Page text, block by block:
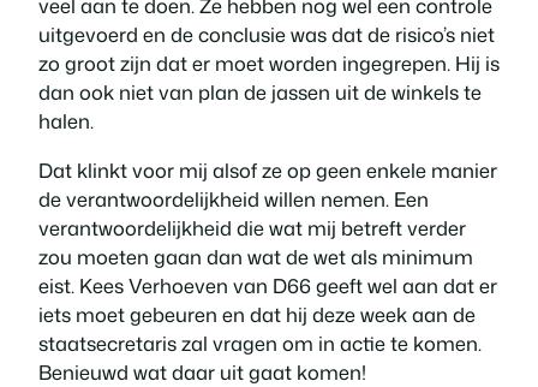
veel aan te doen. Ze hebben nog wel een controle
uitgevoerd en de conclusie was dat de risico’s niet
zo groot zijn dat er moet worden ingegrepen. Hij is
dan ook niet van plan de jassen uit de winkels te
halen.
Dat klinkt voor mij alsof ze op geen enkele manier
de verantwoordelijkheid willen nemen. Een
verantwoordelijkheid die wat mij betreft verder
zou moeten gaan dan wat de wet als minimum
eist. Kees Verhoeven van D66 geeft wel aan dat er
iets moet gebeuren en dat hij deze week aan de
staatsecretaris zal vragen om in actie te komen.
Benieuwd wat daar uit gaat komen!